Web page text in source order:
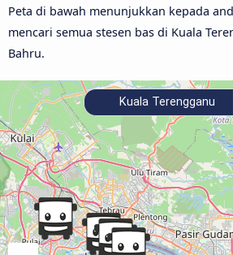
Peta di bawah menunjukkan kepada
mencari semua stesen bas di Kuala
Bahru.
Kuala Terengganu